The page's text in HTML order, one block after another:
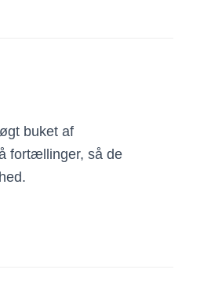
buket af
fortællinger, så de